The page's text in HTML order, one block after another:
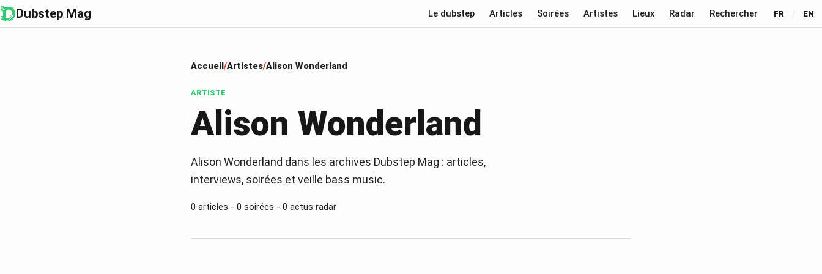
Dubstep Mag Le dubstep Articles Soirées Artistes Lieux Radar Rechercher FR / EN
Accueil Artistes Alison Wonderland
ARTISTE
Alison Wonderland
Alison Wonderland dans les archives Dubstep Mag : articles,
interviews, soirées et veille bass music.
0 articles - 0 soirées - 0 actus radar